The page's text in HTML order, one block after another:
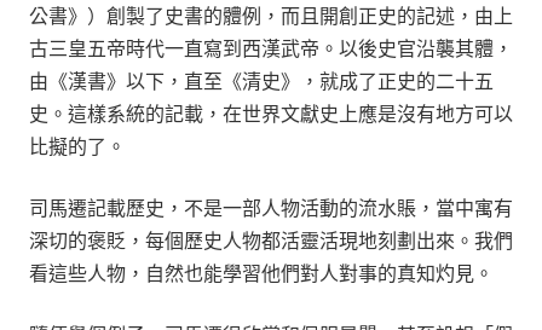
公書》）創製了史書的體例，而且開創正史的記述，由上
古三皇五帝時代一直寫到西漢武帝。以後史官沿襲其體，
由《漢書》以下，直至《清史》，就成了正史的二十五
史。這樣系統的記載，在世界文獻史上應是沒有地方可以
比擬的了。
司馬遷記載歷史，不是一部人物活動的流水賬，當中寓有
深切的褒貶，每個歷史人物都活靈活現地刻劃出來。我們
看這些人物，自然也能學習他們對人對事的真知灼見。